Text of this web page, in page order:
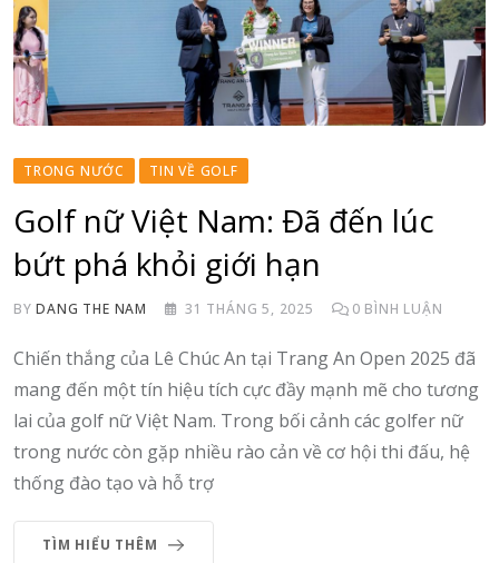
TRONG NƯỚC TIN VỀ GOLF
Golf nữ Việt Nam: Đã đến lúc
bứt phá khỏi giới hạn
BYDANG THE NAM 31 THÁNG 5, 2025 0 BÌNH LUẬN
Chiến thắng của Lê Chúc An tại Trang An Open 2025 đã
mang đến một tín hiệu tích cực đầy mạnh mẽ cho tương
lai của golf nữ Việt Nam. Trong bối cảnh các golfer nữ
trong nước còn gặp nhiều rào cản về cơ hội thi đấu, hệ
thống đào tạo và hỗ trợ
TÌM HIỂU THÊM